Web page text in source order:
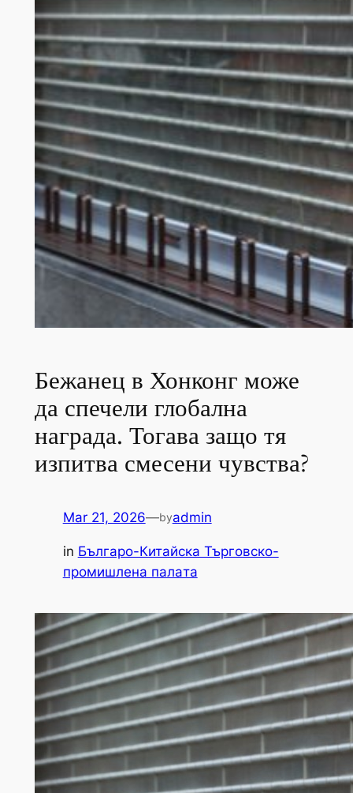
Бежанец в Хонконг може
да спечели глобална
награда. Тогава защо тя
изпитва смесени чувства?
Mar 21, 2026—byadmin
in Българо-Китайска Търговско-
промишлена палaта